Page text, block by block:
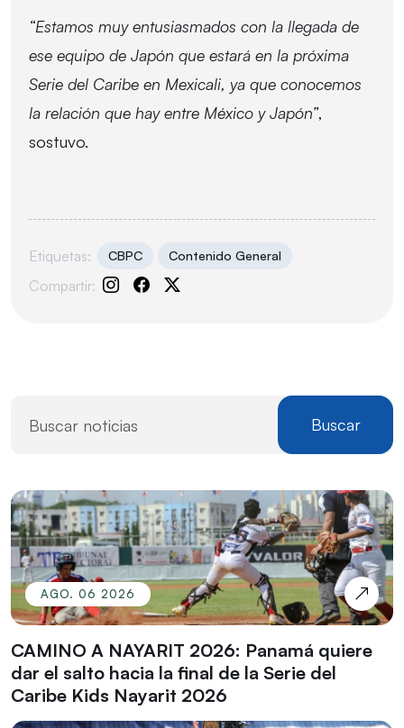
“Estamos muy entusiasmados con la llegada de
ese equipo de Japón que estará en la próxima
Serie del Caribe en Mexicali, ya que conocemos
la relación que hay entre México y Japón”,
sostuvo.
Etiquetas: CBPC Contenido General
Compartir:
Buscar
AGO. 06 2026
CAMINO A NAYARIT 2026: Panamá quiere
dar el salto hacia la final de la Serie del
Caribe Kids Nayarit 2026